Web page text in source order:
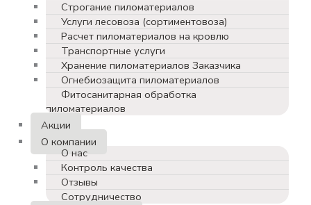
Строгание пиломатериалов
Услуги лесовоза (сортиментовоза)
Расчет пиломатериалов на кровлю
Транспортные услуги
Хранение пиломатериалов Заказчика
Огнебиозащита пиломатериалов
Фитосанитарная обработка
пиломатериалов
Акции
О компании
О нас
Контроль качества
Отзывы
Сотрудничество